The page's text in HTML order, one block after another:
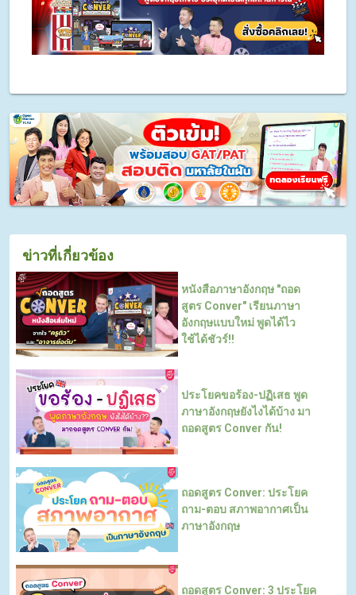
ข่าวที่เกี่ยวข้อง
หนังสือภาษาอังกฤษ "ถอด
สูตร Conver" เรียนภาษา
อังกฤษแบบใหม่ พูดได้ไว
ใช้ได้ชัวร์!!
ประโยคขอร้อง-ปฏิเสธ พูด
ภาษาอังกฤษยังไงได้บ้าง มา
ถอดสูตร Conver กัน!
ถอดสูตร Conver: ประโยค
ถาม-ตอบ สภาพอากาศเป็น
ภาษาอังกฤษ
ถอดสูตร Conver: 3 ประโยค